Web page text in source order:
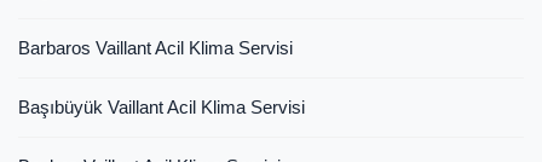
Barbaros Vaillant Acil Klima Servisi
Başıbüyük Vaillant Acil Klima Servisi